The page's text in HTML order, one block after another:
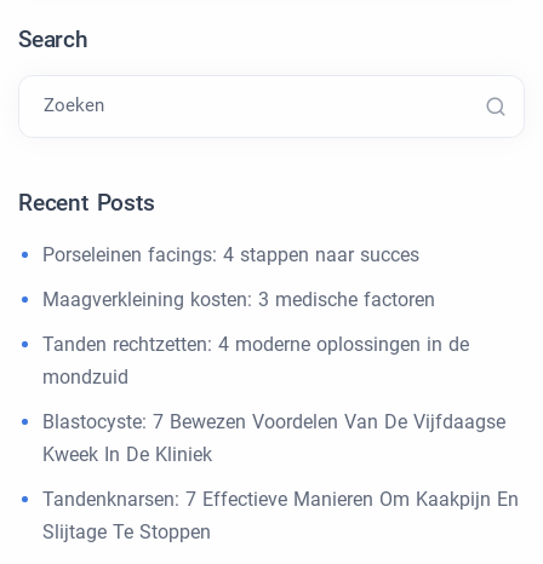
Search
Zoeken
Recent Posts
Porseleinen facings: 4 stappen naar succes
Maagverkleining kosten: 3 medische factoren
Tanden rechtzetten: 4 moderne oplossingen in de
mondzuid
Blastocyste: 7 Bewezen Voordelen Van De Vijfdaagse
Kweek In De Kliniek
Tandenknarsen: 7 Effectieve Manieren Om Kaakpijn En
Slijtage Te Stoppen